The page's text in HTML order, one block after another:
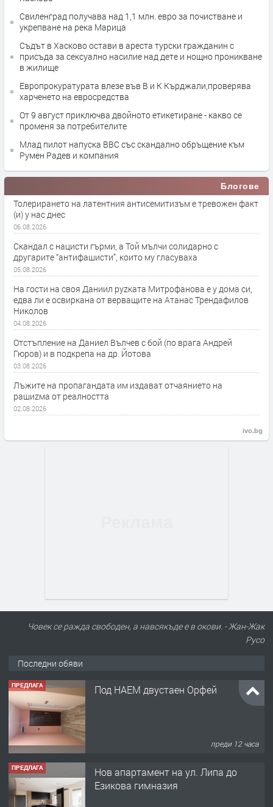
Свиленград получава над 1,1 млн. евро за почистване и
укрепване на река Марица
Съдът в Хасково остави в ареста турски гражданин с
присъда за сексуално насилие над дете и нощно проникване
в жилище
Европрокуратурата влезе във В и К Кърджали,проверява
харченето на евросредства
От 9 август приключва двойното етикетиране - какво се
променя за потребителите
Млад пилот напуска ВВС със скандално обръщение към
Румен Радев и компания
Блогове
Толерирането на латентния антисемитизъм е тревожен факт
(и) у нас днес
06.08.2026
Скандал с нацисти гърми, а Той мълчи солидарно с
другарите “антифашисти”, които му гласуваха
05.08.2026
На гости на своя Даниил руzката Митрофанова е у дома си,
едва ли е освиркана от верващите на Атанас Трендафилов
Николов
04.08.2026
Отстъпление на Даниел Вълчев с бой (по врага Андрей
Гюров) и в подкрепа на др. Йотова
03.08.2026
Лъжите на пропагандата им издават отчаянието на
рашиzма от реалността
02.08.2026
ivo.bg
Човек се ражда свободен, а навсякъде е в окови. - Жан-Жак
Русо
Последни обяви
ПРЕДЛАГА Под НАЕМ двустаен Орфей
преди 12 часа
ПРЕДЛАГА
Нов апартамент на ул. Липа до
Езикова гимназия